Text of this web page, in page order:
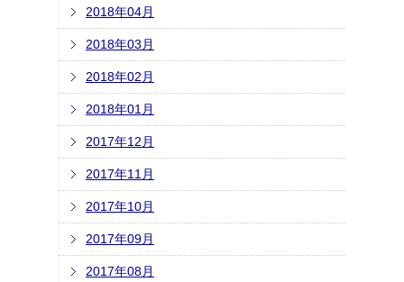
2018年04月
2018年03月
2018年02月
2018年01月
2017年12月
2017年11月
2017年10月
2017年09月
2017年08月